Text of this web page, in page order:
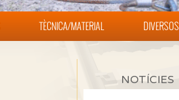
TÈCNICA/MATERIAL DIVERSOS
NOTÍCIES